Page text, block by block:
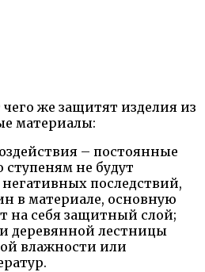
же защитят изделия из
материалы:
– постоянные
не будут
последствий,
в материале, основную
на себя защитный слой;
деревянной лестницы
влажности или